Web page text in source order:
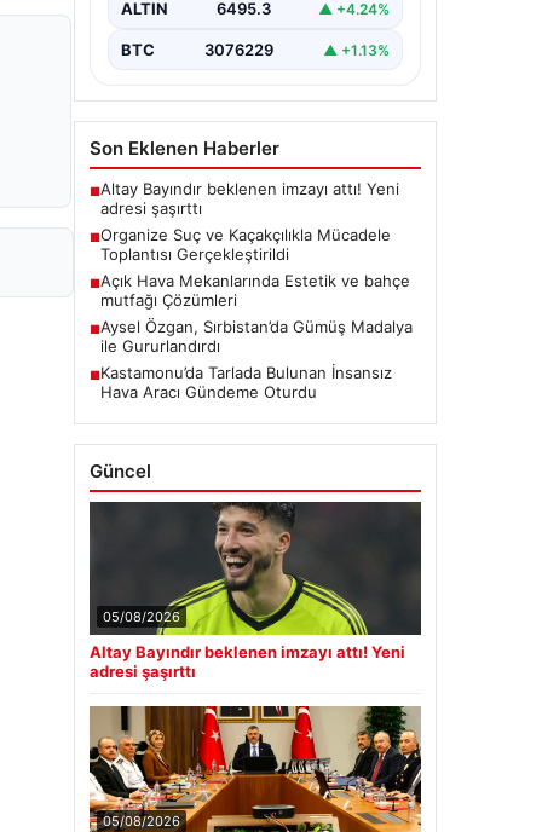
ALTIN 6495.3 ▲ +4.24%
BTC 3076229 ▲ +1.13%
Son Eklenen Haberler
■Altay Bayındır beklenen imzayı attı! Yeni
adresi şaşırttı
■Organize Suç ve Kaçakçılıkla Mücadele
Toplantısı Gerçekleştirildi
■Açık Hava Mekanlarında Estetik ve bahçe
mutfağı Çözümleri
■Aysel Özgan, Sırbistan’da Gümüş Madalya
ile Gururlandırdı
■Kastamonu’da Tarlada Bulunan İnsansız
Hava Aracı Gündeme Oturdu
Güncel
05/08/2026
Altay Bayındır beklenen imzayı attı! Yeni
adresi şaşırttı
05/08/2026